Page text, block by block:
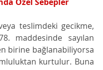
teslimdeki gecikme,
maddesinde sayılan
birine bağlanabiliyorsa
kurtulur. Buna